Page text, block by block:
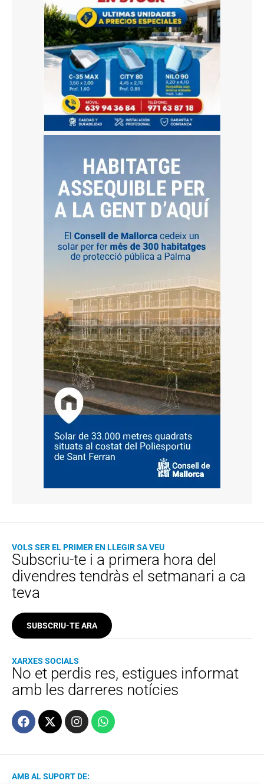
VOLS SER EL PRIMER EN LLEGIR SA VEU
Subscriu-te i a primera hora del
divendres tendràs el setmanari a ca
teva
SUBSCRIU-TE ARA
XARXES SOCIALS
No et perdis res, estigues informat
amb les darreres notícies
AMB AL SUPORT DE: